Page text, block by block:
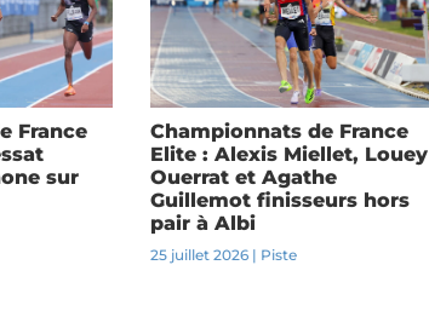
France
sur
Championnats de France
Elite : Alexis Miellet, Louey
Ouerrat et Agathe
Guillemot finisseurs hors
pair à Albi
25 juillet 2026| Piste